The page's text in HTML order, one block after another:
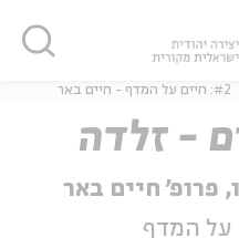
#2: חיים על המדף - חיים באר
- זלדה
פרופ' חיים באר
על המדף